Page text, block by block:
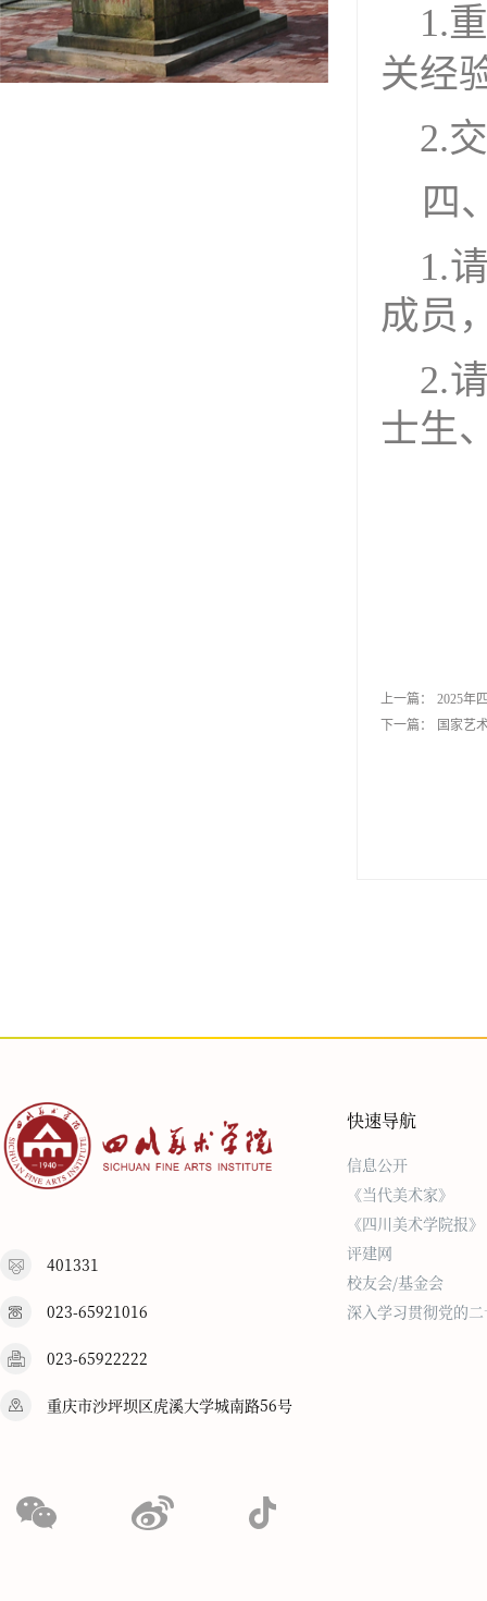
1.
关经
2.
四
1.
成员
2.
士生
上一篇：
2025年
下一篇：
国家艺